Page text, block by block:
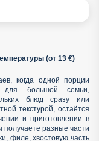
(от 13 €)
когда одной порции
для большой семьи,
блюд сразу или
текстурой, остаётся
и приготовлении в
разные части
филе, хвостовую часть